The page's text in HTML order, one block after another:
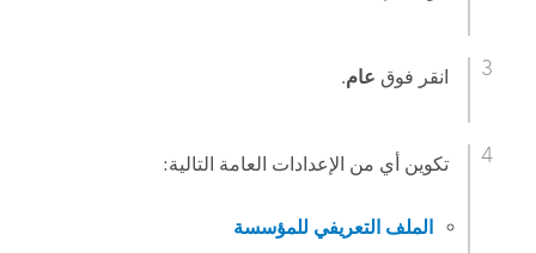
انقر فوق عام.
تكوين أي من الإعدادات العامة التالية:
الملف التعريفي للمؤسسة